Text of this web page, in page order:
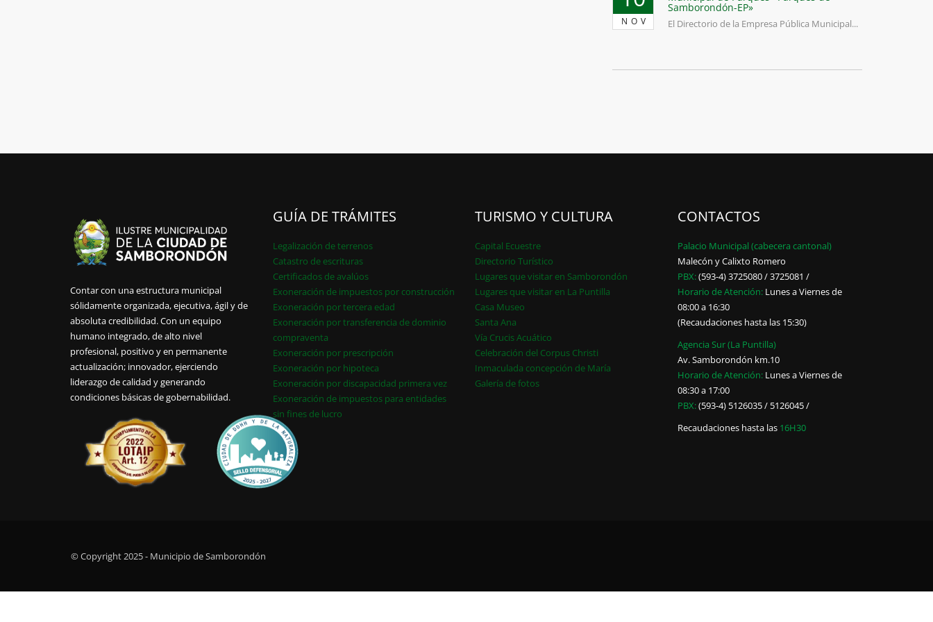
NOV
Samborondón-EP»
El Directorio de la Empresa Pública Municipal...
Contar con una estructura municipal
sólidamente organizada, ejecutiva, ágil y de
absoluta credibilidad. Con un equipo
humano integrado, de alto nivel
profesional, positivo y en permanente
actualización; innovador, ejerciendo
liderazgo de calidad y generando
condiciones básicas de gobernabilidad.
GUÍA DE TRÁMITES
Legalización de terrenos
Catastro de escrituras
Certificados de avalúos
Exoneración de impuestos por construcción
Exoneración por tercera edad
Exoneración por transferencia de dominio
compraventa
Exoneración por prescripción
Exoneración por hipoteca
Exoneración por discapacidad primera vez
Exoneración de impuestos para entidades
sin fines de lucro
TURISMO Y CULTURA
Capital Ecuestre
Directorio Turístico
Lugares que visitar en Samborondón
Lugares que visitar en La Puntilla
Casa Museo
Santa Ana
Vía Crucis Acuático
Celebración del Corpus Christi
Inmaculada concepción de María
Galería de fotos
CONTACTOS
Palacio Municipal (cabecera cantonal)
Malecón y Calixto Romero
PBX:(593-4) 3725080 / 3725081 /
Horario de Atención:Lunes a Viernes de
08:00 a 16:30
(Recaudaciones hasta las 15:30)
Agencia Sur (La Puntilla)
Av. Samborondón km.10
Horario de Atención:Lunes a Viernes de
08:30 a 17:00
PBX:(593-4) 5126035 / 5126045 /
Recaudaciones hasta las 16H30
© Copyright 2025 - Municipio de Samborondón